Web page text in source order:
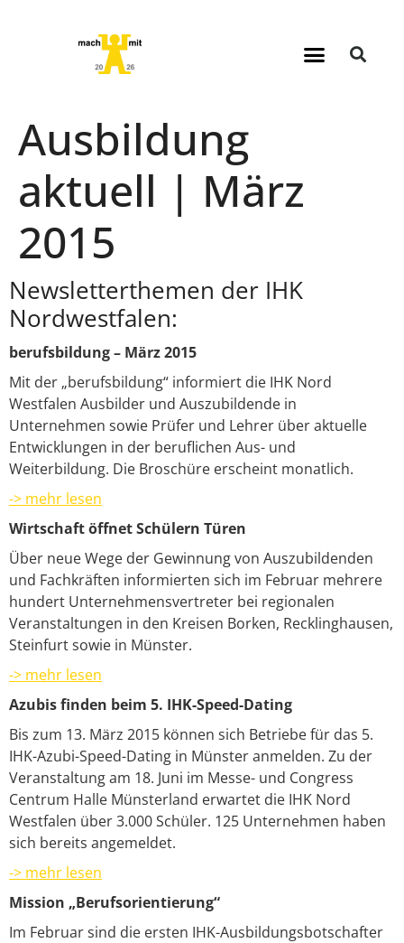
Ausbildung
aktuell | März
2015
Newsletterthemen der IHK
Nordwestfalen:
berufsbildung – März 2015
Mit der „berufsbildung“ informiert die IHK Nord
Westfalen Ausbilder und Auszubildende in
Unternehmen sowie Prüfer und Lehrer über aktuelle
Entwicklungen in der beruflichen Aus- und
Weiterbildung. Die Broschüre erscheint monatlich.
-> mehr lesen
Wirtschaft öffnet Schülern Türen
Über neue Wege der Gewinnung von Auszubildenden
und Fachkräften informierten sich im Februar mehrere
hundert Unternehmensvertreter bei regionalen
Veranstaltungen in den Kreisen Borken, Recklinghausen,
Steinfurt sowie in Münster.
-> mehr lesen
Azubis finden beim 5. IHK-Speed-Dating
Bis zum 13. März 2015 können sich Betriebe für das 5.
IHK-Azubi-Speed-Dating in Münster anmelden. Zu der
Veranstaltung am 18. Juni im Messe- und Congress
Centrum Halle Münsterland erwartet die IHK Nord
Westfalen über 3.000 Schüler. 125 Unternehmen haben
sich bereits angemeldet.
-> mehr lesen
Mission „Berufsorientierung“
Im Februar sind die ersten IHK-Ausbildungsbotschafter